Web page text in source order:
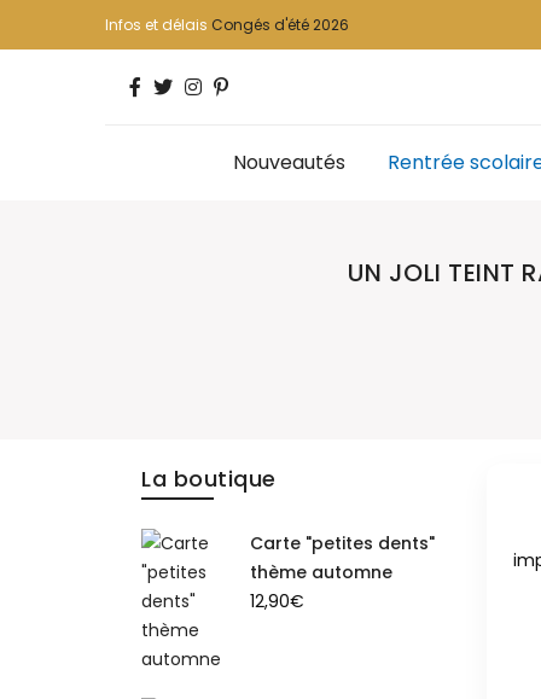
Infos et délais Congés d'été 2026
Nouveautés Rentrée
UN JOLI TEINT
La boutique
Carte "petites dents"
thème automne
12,90€